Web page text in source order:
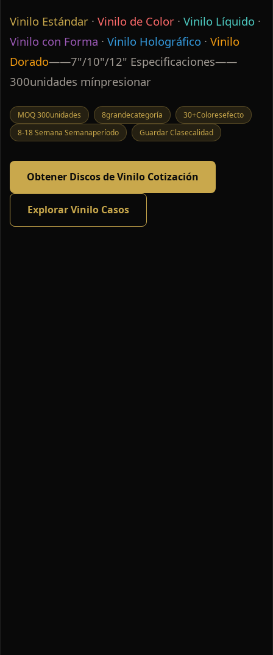
Vinilo Estándar · Vinilo de Color · Vinilo Líquido ·
Vinilo con Forma · Vinilo Holográfico · Vinilo
Dorado——7"/10"/12" Especificaciones——
300unidades mínpresionar
MOQ 300unidades 8grandecategoría
30+Coloresefecto
8-18 Semana Semanaperíodo
Guardar Clasecalidad
Obtener Discos de Vinilo Cotización
Explorar Vinilo Casos